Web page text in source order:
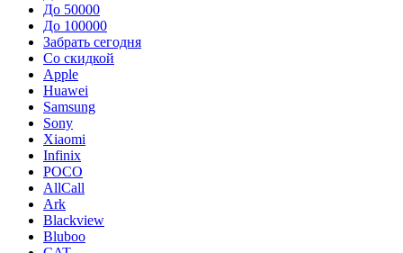
До 50000
До 100000
Забрать сегодня
Со скидкой
Apple
Huawei
Samsung
Sony
Xiaomi
Infinix
POCO
AllCall
Ark
Blackview
Bluboo